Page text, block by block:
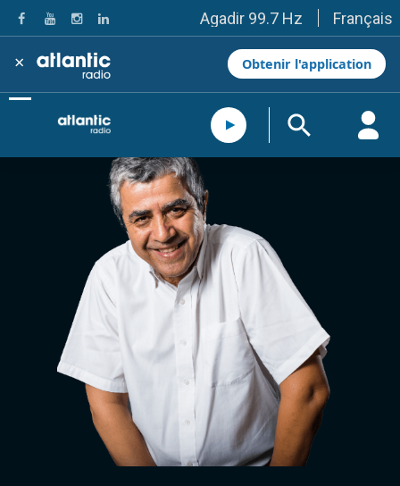
Agadir 99.7 Hz
Tanger 103.3 Hz
Tétouan 87.8 Hz
Fès 98.8 Hz
Meknès 97.2 Hz
El Jadida 97.3
Settat 104,6
Taounate 95.6
Tiznit 103.1
SkhourRhamna 92.2
Taroudant 104.9
Guelmim 91.9
Tan-Tan 95.2
Tafraout 104.9
Casablanca 92.5 Hz
Rabat, Salé 106.9 Hz
Marrakech 90.5 Hz
Agadir 99.7 Hz
Tanger 103.3 Hz
Tétouan 87.8 Hz
Fès 98.8 Hz
Français
× Obtenir l'application